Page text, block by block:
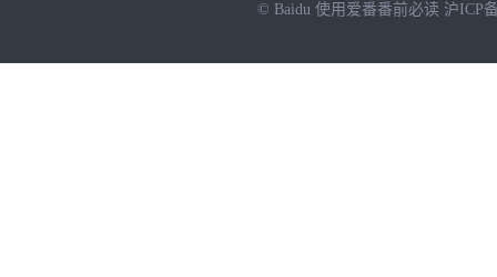
© Baidu 使用爱番番前必读 沪ICP